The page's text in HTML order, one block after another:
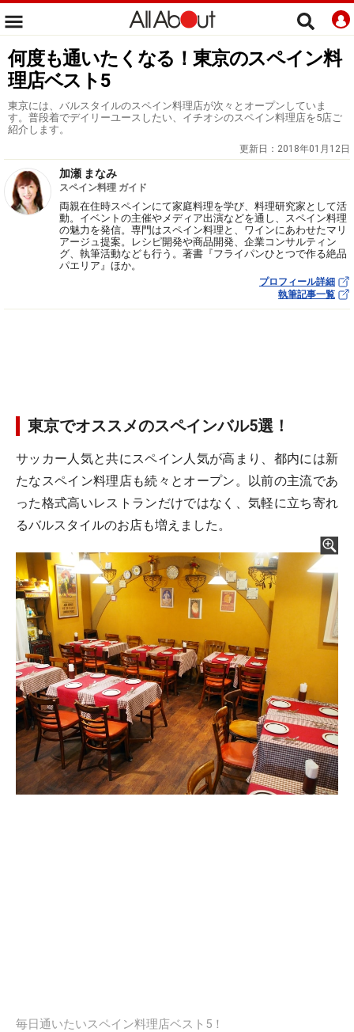
何度も通いたくなる！東京のスペイン料
理店ベスト5
東京には、バルスタイルのスペイン料理店が次々とオープンしていま
す。普段着でデイリーユースしたい、イチオシのスペイン料理店を5店ご
紹介します。
更新日： 2018年01月12日
加瀬 まなみ
スペイン料理 ガイド
両親在住時スペインにて家庭料理を学び、料理研究家として活
動。イベントの主催やメディア出演などを通し、スペイン料理
の魅力を発信。専門はスペイン料理と、ワインにあわせたマリ
アージュ提案。レシピ開発や商品開発、企業コンサルティン
グ、執筆活動なども行う。著書『フライパンひとつで作る絶品
パエリア』ほか。
プロフィール詳細
執筆記事一覧
東京でオススメのスペインバル5選！
サッカー人気と共にスペイン人気が高まり、都内には新
たなスペイン料理店も続々とオープン。以前の主流であ
った格式高いレストランだけではなく、気軽に立ち寄れ
るバルスタイルのお店も増えました。
毎日通いたいスペイン料理店ベスト5！